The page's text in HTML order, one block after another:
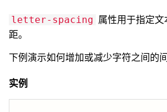
letter-spacing 属性用于指定
距。
下例演示如何增加或减少字符之间的间
实例